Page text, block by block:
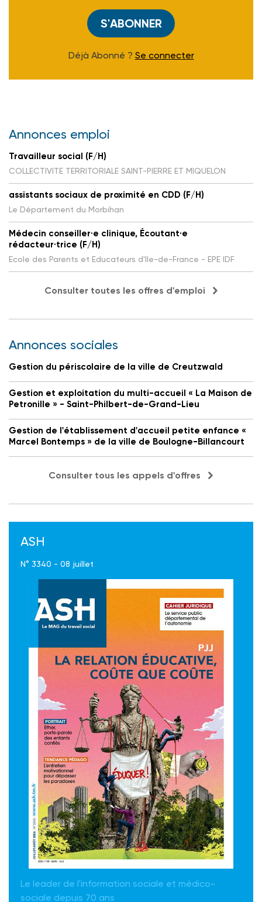
S'ABONNER
Déjà Abonné ? Se connecter
Annonces emploi
Travailleur social (F/H)
COLLECTIVITE TERRITORIALE SAINT-PIERRE ET MIQUELON
assistants sociaux de proximité en CDD (F/H)
Le Département du Morbihan
Médecin conseiller·e clinique, Écoutant·e
rédacteur·trice (F/H)
Ecole des Parents et Educateurs d'Ile-de-France - EPE IDF
Consulter toutes les offres d'emploi
Annonces sociales
Gestion du périscolaire de la ville de Creutzwald
Gestion et exploitation du multi-accueil « La Maison de
Petronille » - Saint-Philbert-de-Grand-Lieu
Gestion de l'établissement d'accueil petite enfance «
Marcel Bontemps » de la ville de Boulogne-Billancourt
Consulter tous les appels d'offres
ASH
N° 3340 - 08 juillet
Le leader de l'information sociale et médico-
sociale depuis 70 ans